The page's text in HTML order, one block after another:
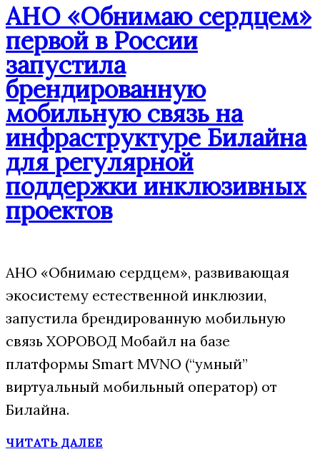
АНО «Обнимаю сердцем»
первой в России
запустила
брендированную
мобильную связь на
инфраструктуре Билайна
для регулярной
поддержки инклюзивных
проектов
АНО «Обнимаю сердцем», развивающая
экосистему естественной инклюзии,
запустила брендированную мобильную
связь ХОРОВОД Мобайл на базе
платформы Smart MVNO (“умный”
виртуальный мобильный оператор) от
Билайна.
ЧИТАТЬ ДАЛЕЕ